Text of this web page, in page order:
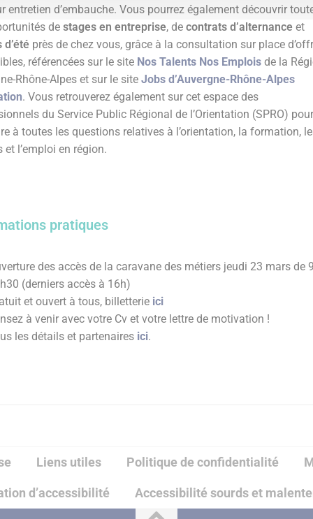
entretien d’embauche. Vous pourrez également découvrir
de stages en entreprise, de contrats d’alternance et
d’été près de chez vous, grâce à la consultation sur place
référencées sur le site Nos Talents Nos Emplois de la
Rhône-Alpes et sur le site Jobs d’Auvergne-Rhône-Alpes
. Vous retrouverez également sur cet espace des
du Service Public Régional de l’Orientation (SPRO) pour
à toutes les questions relatives à l’orientation, la formation,
et l’emploi en région.
pratiques
des accès de la caravane des métiers jeudi 23 mars de
(derniers accès à 16h)
et ouvert à tous, billetterie ici
à venir avec votre Cv et votre lettre de motivation !
les détails et partenaires ici.
Liens utiles Politique de confidentialité
d’accessibilité Accessibilité sourds et